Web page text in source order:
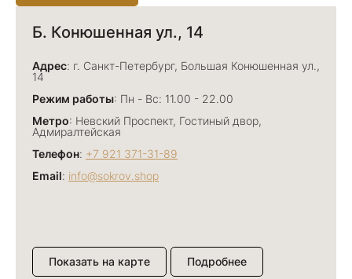
Б. Конюшенная ул., 14
Адрес: г. Санкт-Петербург, Большая Конюшенная ул.,
14
Режим работы: Пн - Вс: 11.00 - 22.00
Метро: Невский Проспект, Гостиный двор,
Адмиралтейская
Телефон: +7 921 371-31-89
Email: info@sokrov.shop
Показать на карте Подробнее